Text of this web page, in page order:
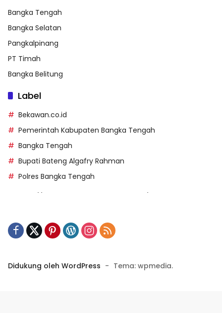
Bangka Tengah
Bangka Selatan
Pangkalpinang
PT Timah
Bangka Belitung
Label
Bekawan.co.id
Pemerintah Kabupaten Bangka Tengah
Bangka Tengah
Bupati Bateng Algafry Rahman
Polres Bangka Tengah
https://kecsitim.sitarokab.go.id/
https://ukpbj.natunakab.go.id/
Didukung oleh WordPress - Tema: wpmedia.